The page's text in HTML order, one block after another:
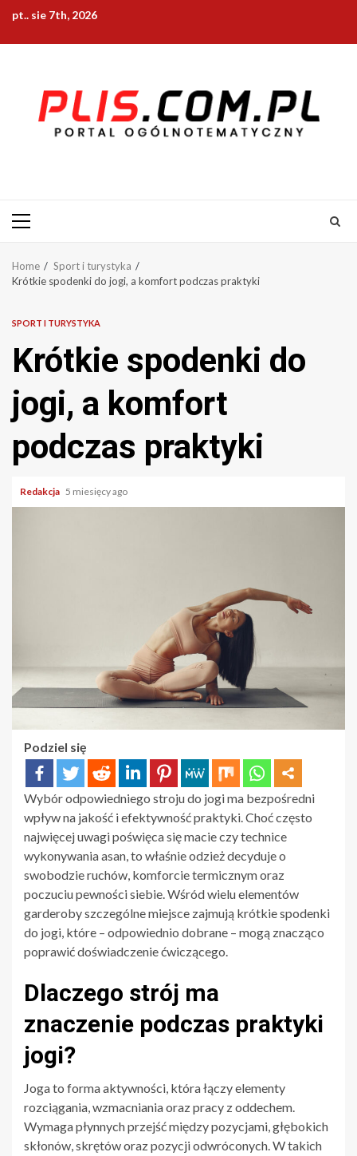
Skip
content
pt.. sie 7th, 2026
Primary
Home
Sport i turystyka
Krótkie spodenki do jogi, a komfort podczas praktyki
SPORT I TURYSTYKA
Krótkie spodenki do
jogi, a komfort
podczas praktyki
Redakcja 5 miesięcy ago
Podziel się
Wybór odpowiedniego stroju do jogi ma bezpośredni
wpływ na jakość i efektywność praktyki. Choć często
najwięcej uwagi poświęca się macie czy technice
wykonywania asan, to właśnie odzież decyduje o
swobodzie ruchów, komforcie termicznym oraz
poczuciu pewności siebie. Wśród wielu elementów
garderoby szczególne miejsce zajmują krótkie spodenki
do jogi, które – odpowiednio dobrane – mogą znacząco
poprawić doświadczenie ćwiczącego.
Dlaczego strój ma
znaczenie podczas praktyki
jogi?
Joga to forma aktywności, która łączy elementy
rozciągania, wzmacniania oraz pracy z oddechem.
Wymaga płynnych przejść między pozycjami, głębokich
skłonów, skrętów oraz pozycji odwróconych. W takich